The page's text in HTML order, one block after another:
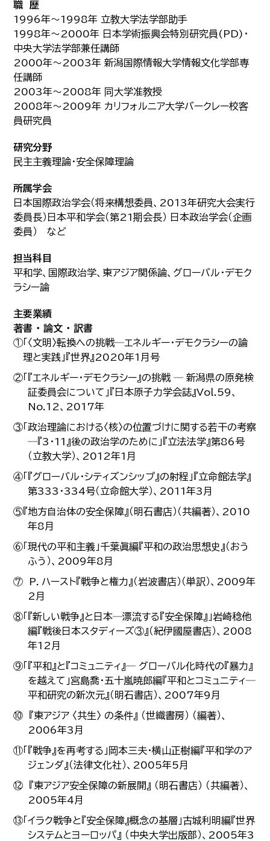
職 歴
1996年～1998年 立教大学法学部助手
1998年～2000年 日本学術振興会特別研究員(PD)・
中央大学法学部兼任講師
2000年～2003年 新潟国際情報大学情報文化学部専
任講師
2003年～2008年 同大学准教授
2008年～2009年 カリフォルニア大学バークレー校客
員研究員
研究分野
民主主義理論・安全保障理論
所属学会
日本国際政治学会（将来構想委員、2013年研究大会実行
委員長）日本平和学会（第21期会長） 日本政治学会（企画
委員） など
担当科目
平和学、国際政治学、東アジア関係論、グローバル・デモク
ラシー論
主要業績
著書 ・ 論文 ・ 訳書
①「〈文明〉転換への挑戦─エネルギー・デモクラシーの論
理と実践」『世界』2020年1月号
②「『エネルギー・デモクラシー』の挑戦 ─ 新潟県の原発検
証委員会について」『日本原子力学会誌』Vol.59、
No.12、2017年
③「政治理論における〈核〉の位置づけに関する若干の考察
─『3・11』後の政治学のために」『立法法学』第86号
（立教大学）、2012年1月
④「『グローバル・シティズンシップ』の射程」『立命館法学』
第333・334号（立命館大学）、2011年3月
⑤『地方自治体の安全保障』（明石書店）（共編著）、2010
年8月
⑥「現代の平和主義」千葉眞編『平和の政治思想史』（おう
ふう）、2009年8月
⑦ P．ハースト『戦争と権力』（岩波書店）（単訳）、2009年
2月
⑧「『新しい戦争』と日本─漂流する『安全保障』」岩崎稔他
編『戦後日本スタディーズ③』（紀伊國屋書店）、2008
年12月
⑨「『平和』と『コミュニティ』─ グローバル化時代の『暴力』
を越えて」宮島喬・五十嵐暁郎編『平和とコミュニティ─
平和研究の新次元』（明石書店）、2007年9月
⑩ 『東アジア 〈共生〉 の条件』 （世織書房） （編著）、
2006年3月
⑪「『戦争』を再考する」岡本三夫・横山正樹編『平和学のア
ジェンダ』（法律文化社）、2005年5月
⑫ 『東アジア安全保障の新展開』 （明石書店） （共編著）、
2005年4月
⑬「イラク戦争と『安全保障』概念の基層」古城利明編『世界
システムとヨーロッパ』 （中央大学出版部）、2005年3